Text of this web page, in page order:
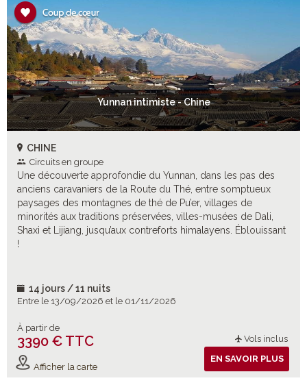
Yunnan intimiste - Chine
CHINE
Circuits en groupe
Une découverte approfondie du Yunnan, dans les pas des
anciens caravaniers de la Route du Thé, entre somptueux
paysages des montagnes de thé de Pu’er, villages de
minorités aux traditions préservées, villes-musées de Dali,
Shaxi et Lijiang, jusqu’aux contreforts himalayens. Éblouissant
!
14 jours / 11 nuits
Entre le 13/09/2026 et le 01/11/2026
À partir de
3390 € TTC Vols inclus
Afficher la carte
EN SAVOIR PLUS